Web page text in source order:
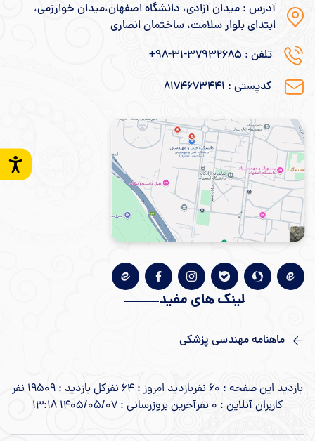
آدرس : میدان آزادی، دانشگاه اصفهان،میدان خوارزمی،
ابتدای بلوار سلامت، ساختمان انصاری
تلفن : 37932685-31-98+
کدپستی : ۸۱۷۴۶۷۳۴۴۱
لینک های مفید
ماهنامه مهندسی پزشکی
بازدید این صفحه : 60 نفر بازدید امروز : 64 نفر
کل بازدید : 19509 نفر
کاربران آنلاین : 0 نفر
آخرین بروزرسانی : 1405/05/07 13:18